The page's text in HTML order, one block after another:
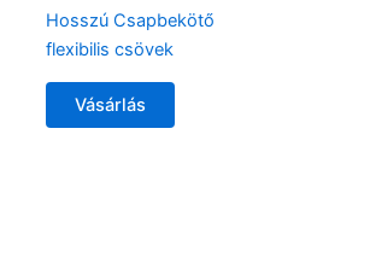
Hosszú Csapbekötő
flexibilis csövek
Vásárlás